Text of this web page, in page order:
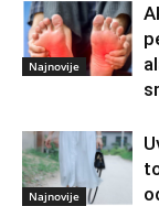
Najnovije
Najnovije